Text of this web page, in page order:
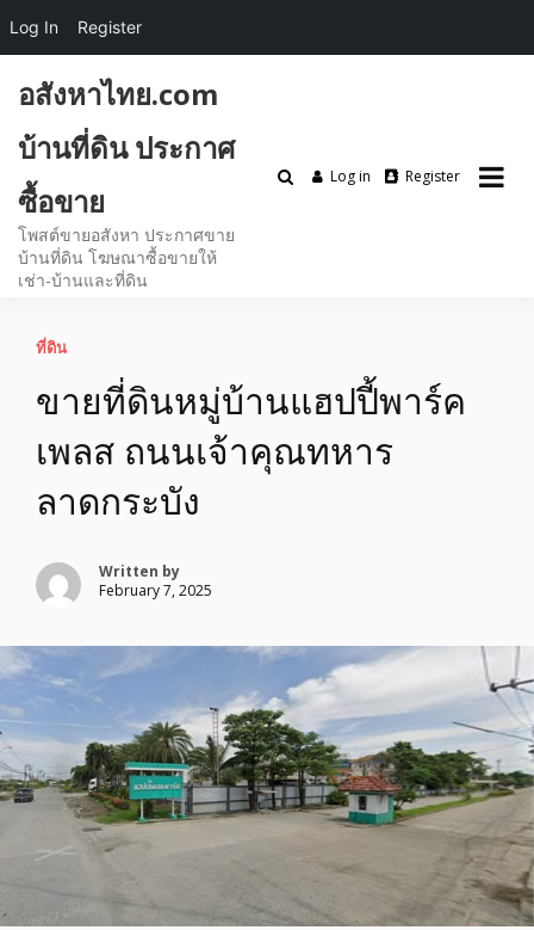
content
อสังหาไทย.com
บ้านที่ดิน ประกาศ
ซื้อขาย
โพสต์ขายอสังหา ประกาศขาย
บ้านที่ดิน โฆษณาซื้อขายให้
เช่า-บ้านและที่ดิน
Log in Register
ที่ดิน
ขายที่ดินหมู่บ้านแฮปปี้พาร์ค
เพลส ถนนเจ้าคุณทหาร
ลาดกระบัง
Written by
February 7, 2025
Log In Register